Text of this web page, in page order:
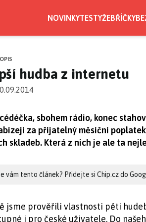
NOVINKYTESTYŽEBŘÍČKY
hudba z internetu
sbohem rádio, konec
za přijatelný měsíční
skladeb. Která z nich je ale ta
vám tento článek? Přidejte si Chip.cz do
jsme prověřili vlastnosti pěti
i pro české uživatele. Do